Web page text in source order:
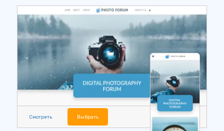
Смотреть Выбрать